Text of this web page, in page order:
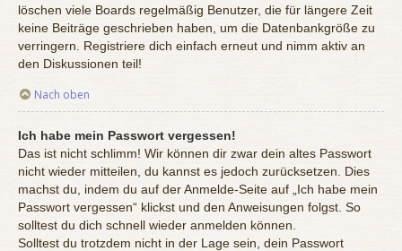
löschen viele Boards regelmäßig Benutzer, die für längere Zeit
keine Beiträge geschrieben haben, um die Datenbankgröße zu
verringern. Registriere dich einfach erneut und nimm aktiv an
den Diskussionen teil!
Nach oben
Ich habe mein Passwort vergessen!
Das ist nicht schlimm! Wir können dir zwar dein altes Passwort
nicht wieder mitteilen, du kannst es jedoch zurücksetzen. Dies
machst du, indem du auf der Anmelde-Seite auf „Ich habe mein
Passwort vergessen“ klickst und den Anweisungen folgst. So
solltest du dich schnell wieder anmelden können.
Solltest du trotzdem nicht in der Lage sein, dein Passwort